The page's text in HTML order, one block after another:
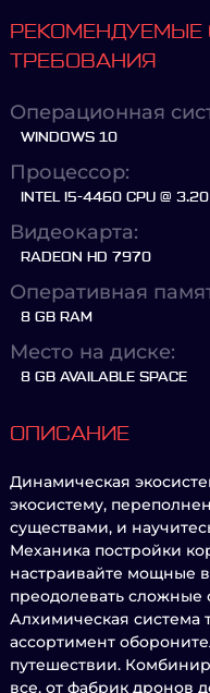
ТРЕБОВАНИЯ
Операционная
WINDOWS 10
Процессор:
INTEL I5-4460 CPU @
Видеокарта:
RADEON HD 7970
Оперативная
8 GB RAM
Место на диске:
8 GB AVAILABLE SPACE
ОПИСАНИЕ
Динамическая
экосистему,
существами, и
Механика постройки
настраивайте мощные
преодолевать сложные
Алхимическая система
ассортимент
путешествии.
все, от фабрик дронов